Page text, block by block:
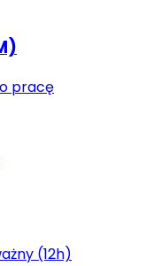
pracę
(12h)